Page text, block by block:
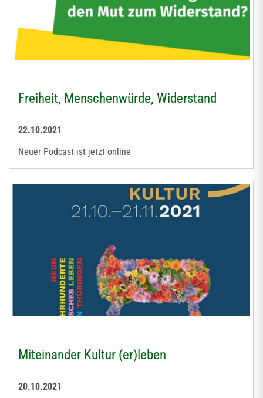
Freiheit, Menschenwürde, Widerstand
22.10.2021
Neuer Podcast ist jetzt online
Miteinander Kultur (er)leben
20.10.2021